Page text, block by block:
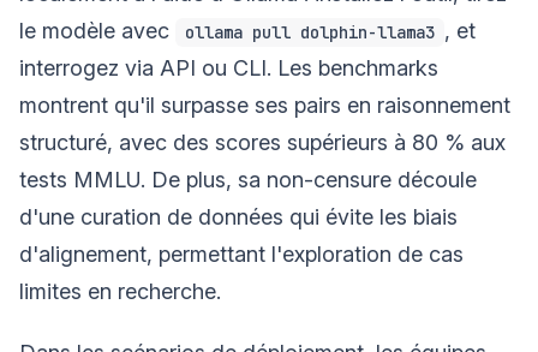
le modèle avec
ollama pull dolphin-llama3 , et
interrogez via API ou CLI. Les benchmarks
montrent qu'il surpasse ses pairs en raisonnement
structuré, avec des scores supérieurs à 80 % aux
tests MMLU. De plus, sa non-censure découle
d'une curation de données qui évite les biais
d'alignement, permettant l'exploration de cas
limites en recherche.